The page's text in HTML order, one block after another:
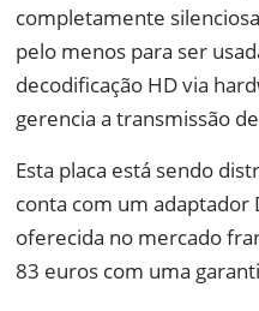
completamente
pelo menos para ser
decodificação HD via
gerencia a transmissão
Esta placa está sendo
conta com um adaptador
oferecida no mercado
83 euros com uma